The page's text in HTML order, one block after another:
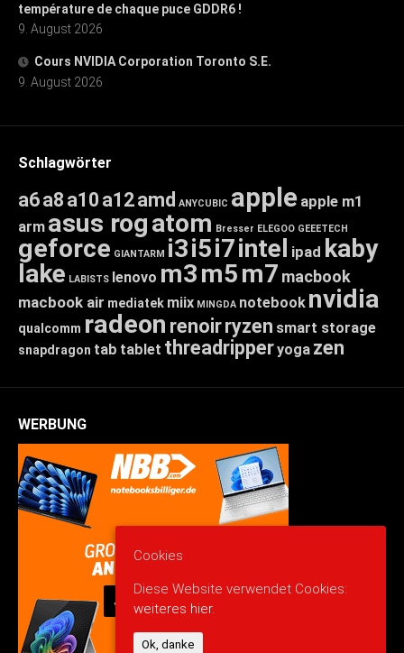
température de chaque puce GDDR6 !
9. August 2026
Cours NVIDIA Corporation Toronto S.E.
9. August 2026
Schlagwörter
a6a8 a10 a12amd ANYCUBIC apple apple m1
arm asus rogatom Bresser ELEGOO GEEETECH
geforce GIANTARM i3i5i7intel ipad kaby
lake LABISTS lenovo m3m5m7 macbook
macbook air mediatek miix MINGDA notebook nvidia
qualcomm radeon renoirryzen smart storage
snapdragon tab tablet threadripperyoga zen
WERBUNG
Cookies
Diese Website verwendet Cookies:
weiteres hier.
Ok, danke